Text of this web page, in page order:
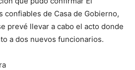
confiables de Casa de Gobierno,
prevé llevar a cabo el acto donde
a dos nuevos funcionarios.